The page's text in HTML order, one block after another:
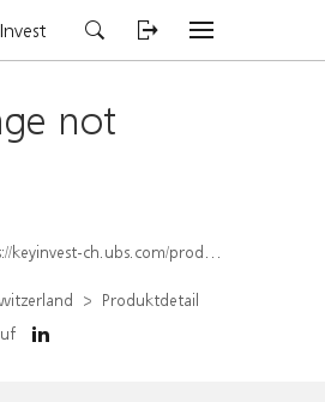
not
ch.ubs.com/produkt/detail/index/isin/CH1565650244
Produktdetail